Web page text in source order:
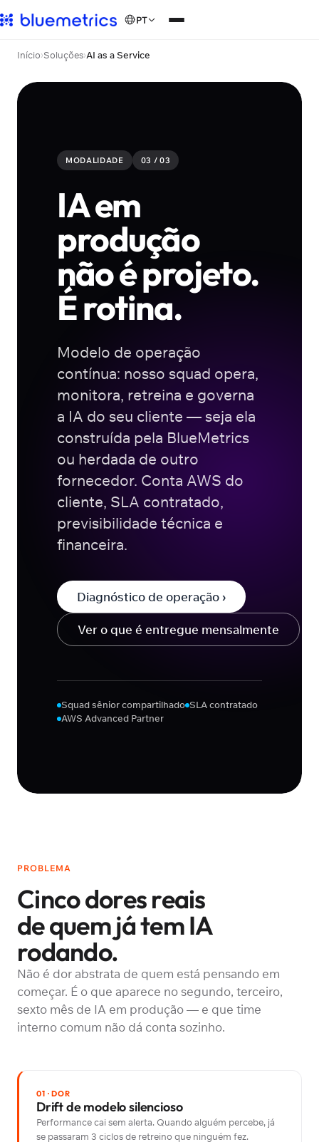
PT
Início›Soluções›AI as a Service
MODALIDADE 03 / 03
IA em
produção
não é projeto.
É rotina.
Modelo de operação
contínua: nosso squad opera,
monitora, retreina e governa
a IA do seu cliente — seja ela
construída pela BlueMetrics
ou herdada de outro
fornecedor. Conta AWS do
cliente, SLA contratado,
previsibilidade técnica e
financeira.
Diagnóstico de operação ›
Ver o que é entregue mensalmente
Squad sênior compartilhado SLA contratado
AWS Advanced Partner
PROBLEMA
Cinco dores reais
de quem já tem IA
rodando.
Não é dor abstrata de quem está pensando em
começar. É o que aparece no segundo, terceiro,
sexto mês de IA em produção — e que time
interno comum não dá conta sozinho.
01 · DOR
Drift de modelo silencioso
Performance cai sem alerta. Quando alguém percebe, já
se passaram 3 ciclos de retreino que ninguém fez.